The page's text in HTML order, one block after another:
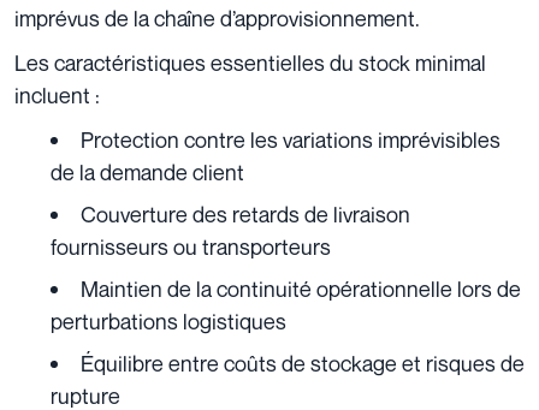
imprévus de la chaîne d’approvisionnement.
Les caractéristiques essentielles du stock minimal
incluent :
Protection contre les variations imprévisibles
de la demande client
Couverture des retards de livraison
fournisseurs ou transporteurs
Maintien de la continuité opérationnelle lors de
perturbations logistiques
Équilibre entre coûts de stockage et risques de
rupture